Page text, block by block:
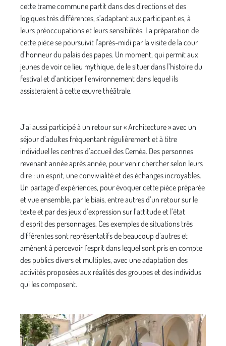
cette trame commune partit dans des directions et des
logiques très différentes, s’adaptant aux participant.es, à
leurs préoccupations et leurs sensibilités. La préparation de
cette pièce se poursuivit l’après-midi par la visite de la cour
d’honneur du palais des papes. Un moment, qui permit aux
jeunes de voir ce lieu mythique, de le situer dans l’histoire du
festival et d’anticiper l’environnement dans lequel ils
assisteraient à cette œuvre théâtrale.
J’ai aussi participé à un retour sur « Architecture » avec un
séjour d’adultes fréquentant régulièrement et à titre
individuel les centres d’accueil des Ceméa. Des personnes
revenant année après année, pour venir chercher selon leurs
dire : un esprit, une convivialité et des échanges incroyables.
Un partage d’expériences, pour évoquer cette pièce préparée
et vue ensemble, par le biais, entre autres d’un retour sur le
texte et par des jeux d’expression sur l’attitude et l’état
d’esprit des personnages. Ces exemples de situations très
différentes sont représentatifs de beaucoup d’autres et
amènent à percevoir l’esprit dans lequel sont pris en compte
des publics divers et multiples, avec une adaptation des
activités proposées aux réalités des groupes et des individus
qui les composent.